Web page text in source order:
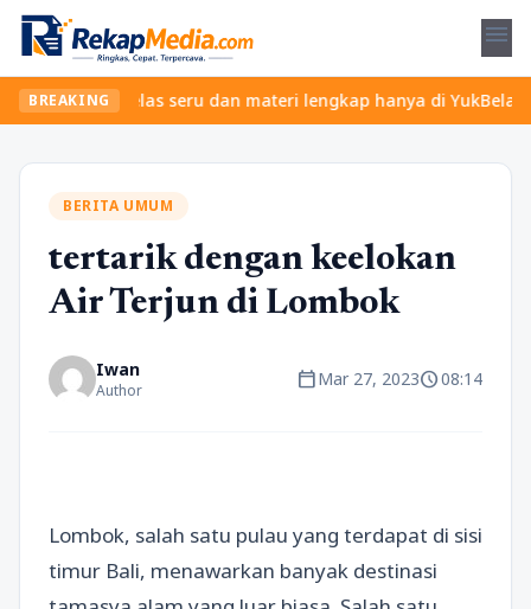
menu
BREAKINGkelas seru dan materi lengkap hanya di
BERITA UMUM
tertarik dengan keelokan
Air Terjun di Lombok
Iwan
Author calendar_todayMar 27, 2023schedule08:14
Lombok, salah satu pulau yang terdapat di sisi
timur Bali, menawarkan banyak destinasi